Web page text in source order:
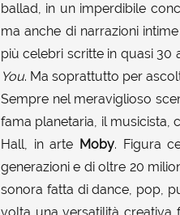
ballad, in un imperdibile
ma anche di narrazioni
più celebri scritte in quasi 30
You. Ma soprattutto per
Sempre nel meraviglioso
fama planetaria, il musicista,
Hall, in arte Moby. Figura
generazioni e di oltre 20
sonora fatta di dance, pop,